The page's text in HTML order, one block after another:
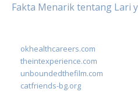
Fakta Menarik tentang Lari
okhealthcareers.com
theintexperience.com
unboundedthefilm.com
catfriends-bg.org